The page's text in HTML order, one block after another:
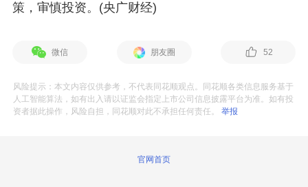
策，审慎投资。(央广财经)
微信 朋友圈 52
风险提示：本文内容仅供参考，不代表同花顺观点。同花顺各类信息服务基于
人工智能算法，如有出入请以证监会指定上市公司信息披露平台为准。如有投
资者据此操作，风险自担，同花顺对此不承担任何责任。举报
官网首页